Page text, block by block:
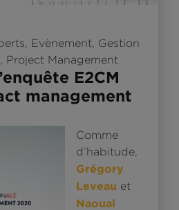
, Evènement, Gestion
, Project Management
E2CM
management
Comme
d’habitude,
Grégory
Leveau et
Naoual